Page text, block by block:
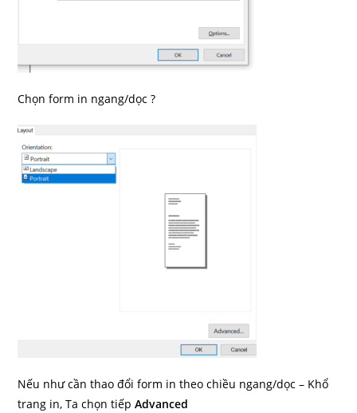
Chọn form in ngang/dọc ?
Nếu như cần thao đổi form in theo chiều ngang/dọc – Khổ
trang in, Ta chọn tiếpAdvanced